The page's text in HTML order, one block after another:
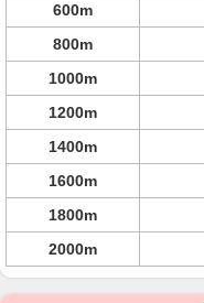
600m
800m
1000m
1200m
1400m
1600m
1800m
2000m